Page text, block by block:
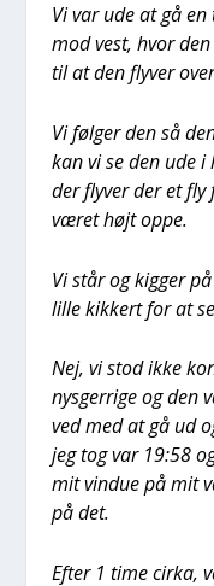
Vi var ude at gå
mod vest, hvor
til at den fly­ver
Vi føl­ger den så
kan vi se den ude
der fly­ver der et fly
været højt oppe.
Vi står og kig­ger
lil­le kik­kert for at
Nej, vi stod ikke
nys­ger­ri­ge og den
ved med at gå ud
jeg tog var 19:58
mit vin­due på mit
på det.
Efter 1 time cir­ka,